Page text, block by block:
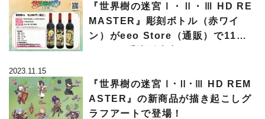
『世界樹の迷宮Ⅰ・Ⅱ・Ⅲ HD RE
MASTER』彫刻ボトル（赤ワイ
ン）がeeo Store（通販）で11月1
2023.11.15
『世界樹の迷宮Ⅰ･Ⅱ･Ⅲ HD REM
ASTER』の新商品が描き起こしグ
ラフアートで登場！